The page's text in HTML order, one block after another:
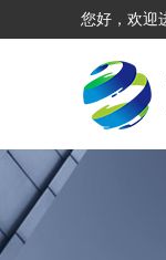
您好，欢迎